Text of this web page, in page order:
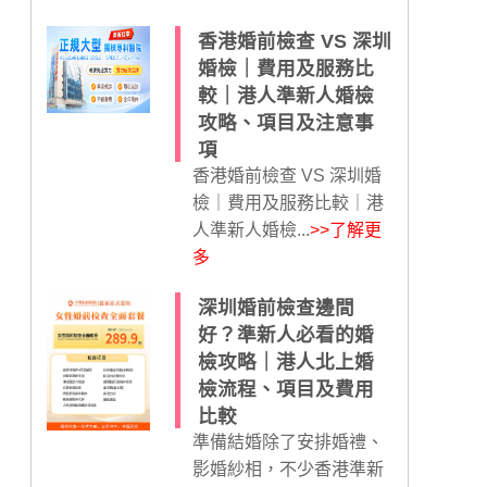
香港婚前檢查 VS 深圳
婚檢｜費用及服務比
較｜港人準新人婚檢
攻略、項目及注意事
項
香港婚前檢查 VS 深圳婚
檢｜費用及服務比較｜港
人準新人婚檢...>>了解更
多
深圳婚前檢查邊間
好？準新人必看的婚
檢攻略｜港人北上婚
檢流程、項目及費用
比較
準備結婚除了安排婚禮、
影婚紗相，不少香港準新